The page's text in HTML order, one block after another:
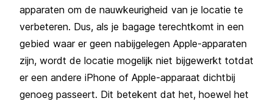
apparaten om de nauwkeurigheid van je locatie te
verbeteren. Dus, als je bagage terechtkomt in een
gebied waar er geen nabijgelegen Apple-apparaten
zijn, wordt de locatie mogelijk niet bijgewerkt totdat
er een andere iPhone of Apple-apparaat dichtbij
genoeg passeert. Dit betekent dat het, hoewel het